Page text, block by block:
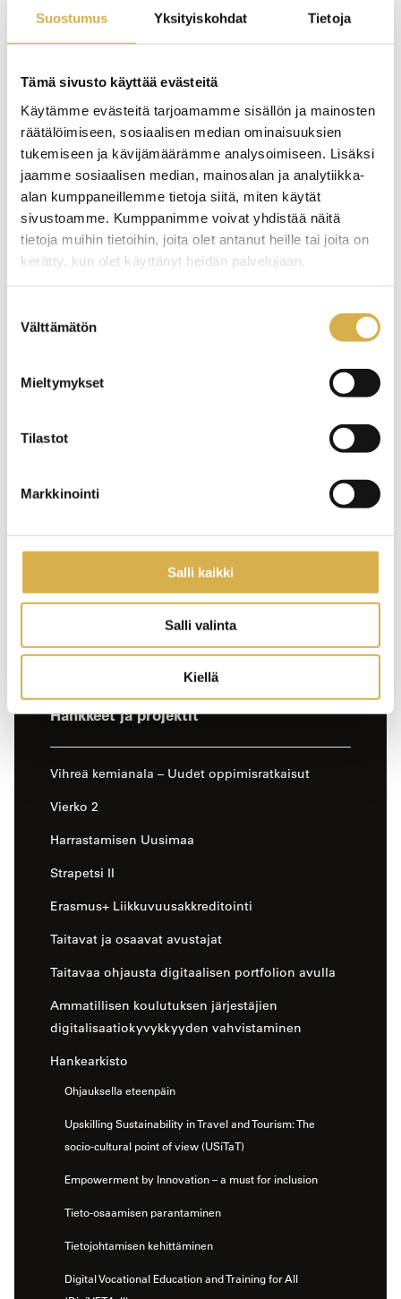
Suostumus Yksityiskohdat Tietoja
Tämä sivusto käyttää evästeitä
Käytämme evästeitä tarjoamamme sisällön ja mainosten
räätälöimiseen, sosiaalisen median ominaisuuksien
tukemiseen ja kävijämäärämme analysoimiseen. Lisäksi
jaamme sosiaalisen median, mainosalan ja analytiikka-
alan kumppaneillemme tietoja siitä, miten käytät
sivustoamme. Kumppanimme voivat yhdistää näitä
tietoja muihin tietoihin, joita olet antanut heille tai joita on
kerätty, kun olet käyttänyt heidän palvelujaan.
valinta
Välttämätön
Mieltymykset
Tilastot
Markkinointi
Salli kaikki
Salli valinta
Kiellä
Yhteyshenkilöt
Minna Perokorpi-Sulin
040 672 1835
Laatu, kehittäminen ja vastuullisuus
Hankkeet ja projektit-
Vihreä kemianala – Uudet oppimisratkaisut
Vierko 2
Harrastamisen Uusimaa
Strapetsi II
Erasmus+ Liikkuvuusakkreditointi
Taitavat ja osaavat avustajat
Taitavaa ohjausta digitaalisen portfolion avulla
Ammatillisen koulutuksen järjestäjien
digitalisaatiokyvykkyyden vahvistaminen
Hankearkisto
Ohjauksella eteenpäin
Upskilling Sustainability in Travel and Tourism: The
socio-cultural point of view (USiTaT)
Empowerment by Innovation – a must for inclusion
Tieto-osaamisen parantaminen
Tietojohtamisen kehittäminen
Digital Vocational Education and Training for All